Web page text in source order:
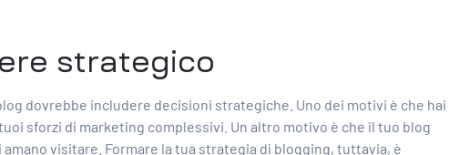
strategico
dovrebbe includere decisioni strategiche. Uno dei motivi è che hai
sforzi di marketing complessivi. Un altro motivo è che il tuo blog
visitare. Formare la tua strategia di blogging, tuttavia, è